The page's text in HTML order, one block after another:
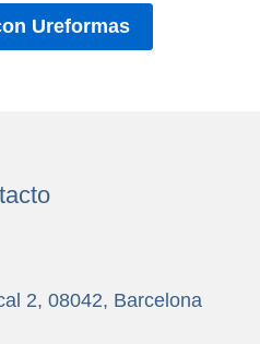
Ureformas
2, 08042, Barcelona